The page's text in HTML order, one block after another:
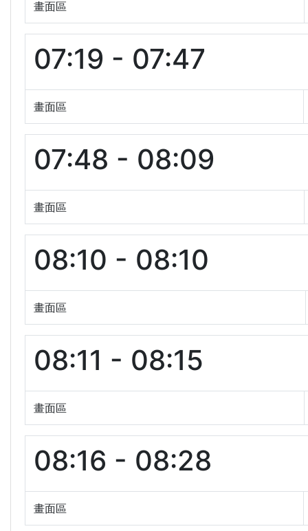
畫面區
07:19 - 07:47
畫面區
07:48 - 08:09
畫面區
08:10 - 08:10
畫面區
08:11 - 08:15
畫面區
08:16 - 08:28
畫面區